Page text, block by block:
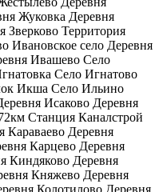
Жуковка Деревня
Зверково Территория
Ивановское село Деревня
Ивашево Село
Село Игнатово
Икша Село Ильино
Исаково Деревня
Станция Каналстрой
Караваево Деревня
Карцево Деревня
Киндяково Деревня
Княжево Деревня